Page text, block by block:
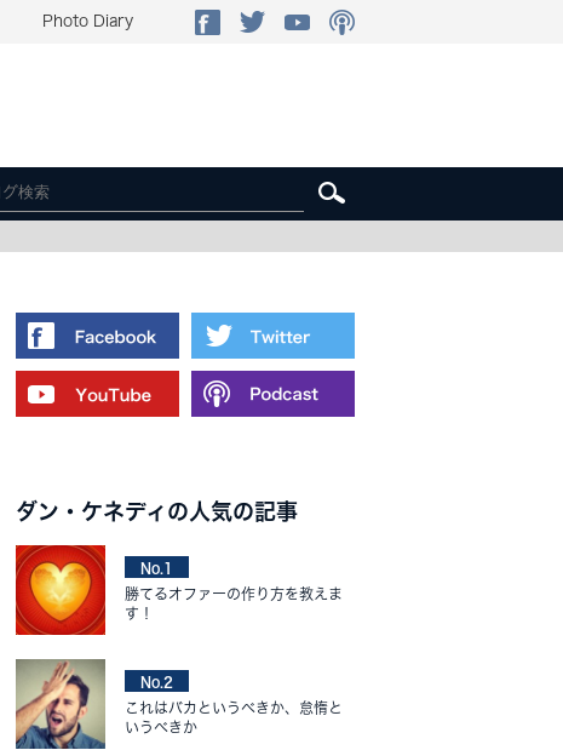
Photo Diary
ダン・ケネディの人気の記事
No.1
勝てるオファーの作り方を教えま
す！
No.2
これはバカというべきか、怠惰と
いうべきか